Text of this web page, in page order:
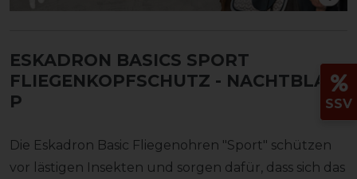
ESKADRON BASICS SPORT
FLIEGENKOPFSCHUTZ - NACHTBLAU,
P
Die Eskadron Basic Fliegenohren "Sport" schützen
vor lästigen Insekten und sorgen dafür, dass sich das
SSV